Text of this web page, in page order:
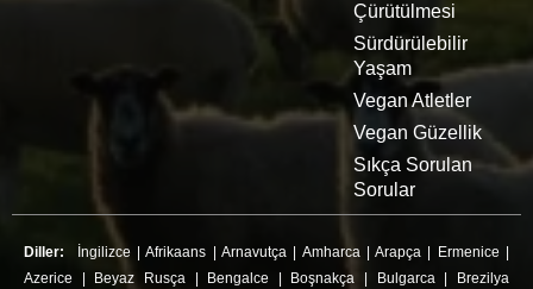
Çürütülmesi
Sürdürülebilir
Yaşam
Vegan Atletler
Vegan Güzellik
Sıkça Sorulan
Sorular
Diller: İngilizce|Afrikaans Arnavutça| Amharca|Arapça Ermenice
Azerice
Beyaz Rusça| Bengalce Boşnakça Bulgarca|
Brezilya